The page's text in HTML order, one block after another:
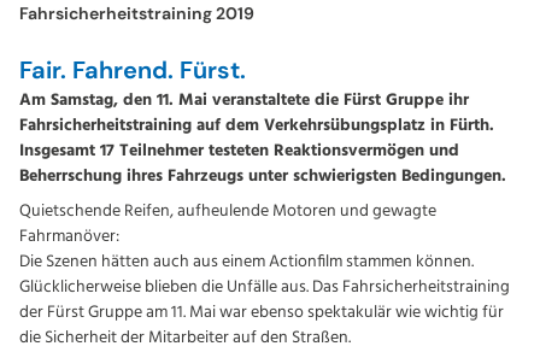
Fahrsicherheitstraining 2019
Fair. Fahrend. Fürst.
Am Samstag, den 11. Mai veranstaltete die Fürst Gruppe ihr
Fahrsicherheitstraining auf dem Verkehrsübungsplatz in Fürth.
Insgesamt 17 Teilnehmer testeten Reaktionsvermögen und
Beherrschung ihres Fahrzeugs unter schwierigsten Bedingungen.
Quietschende Reifen, aufheulende Motoren und gewagte
Fahrmanöver:
Die Szenen hätten auch aus einem Actionfilm stammen können.
Glücklicherweise blieben die Unfälle aus. Das Fahrsicherheitstraining
der Fürst Gruppe am 11. Mai war ebenso spektakulär wie wichtig für
die Sicherheit der Mitarbeiter auf den Straßen.